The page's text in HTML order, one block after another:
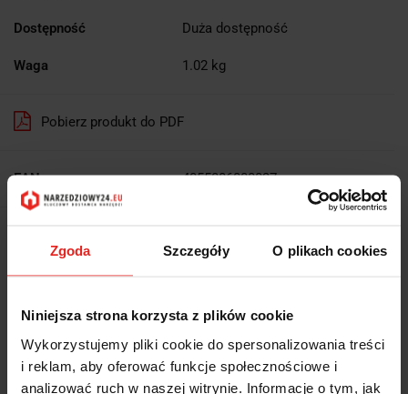
Zgoda Szczegóły O plikach cookies
Niniejsza strona korzysta z plików cookie
Wykorzystujemy pliki cookie do spersonalizowania treści
i reklam, aby oferować funkcje społecznościowe i
analizować ruch w naszej witrynie. Informacje o tym, jak
Dostępność Duża dostępność
Waga 1.02 kg
Pobierz produkt do PDF
EAN 4055086000037
OPIS
INFORMACJE DOT.